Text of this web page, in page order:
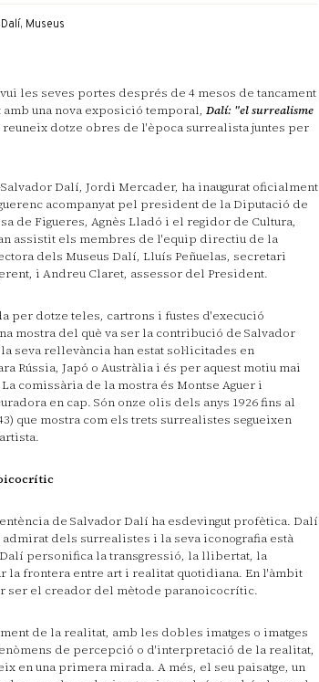
Museus
les seves portes després de 4 mesos de tancament
una nova exposició temporal, Dalí: "el surrealisme
reuneix dotze obres de l'època surrealista juntes per
Dalí, Jordi Mercader, ha inaugurat oficialment
acompanyat pel president de la Diputació de
de Figueres, Agnès Lladó i el regidor de Cultura,
assistit els membres de l'equip directiu de la
dels Museus Dalí, Lluís Peñuelas, secretari
i Andreu Claret, assessor del President.
per dotze teles, cartrons i fustes d'execució
mostra del què va ser la contribució de Salvador
seva rellevància han estat sol·licitades en
Rússia, Japó o Austràlia i és per aquest motiu mai
comissària de la mostra és Montse Aguer i
en cap. Són onze olis dels anys 1926 fins al
que mostra com els trets surrealistes segueixen
de Salvador Dalí ha esdevingut profètica. Dalí
dels surrealistes i la seva iconografia està
personifica la transgressió, la llibertat, la
la frontera entre art i realitat quotidiana. En l'àmbit
ser el creador del mètode paranoicocrític.
de la realitat, amb les dobles imatges o imatges
de percepció o d'interpretació de la realitat,
en una primera mirada. A més, el seu paisatge, un